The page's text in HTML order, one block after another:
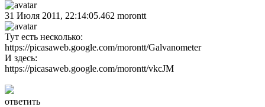
31 Июля 2011, 22:14:05.462 morontt
Тут есть несколько:
https://picasaweb.google.com/morontt/Galvanometer
И здесь:
https://picasaweb.google.com/morontt/vkcJM
ответить